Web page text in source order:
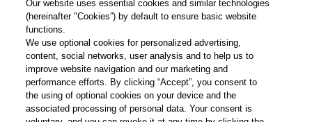
Karriere
Kontakt
Web-Semniare
Anwenderberichte
Our website uses essential cookies and similar technologies
(hereinafter "Cookies”) by default to ensure basic website
functions.
We use optional cookies for personalized advertising,
content, social networks, user analysis and to help us to
improve website navigation and our marketing and
performance efforts. By clicking “Accept”, you consent to
the using of optional cookies on your device and the
associated processing of personal data. Your consent is